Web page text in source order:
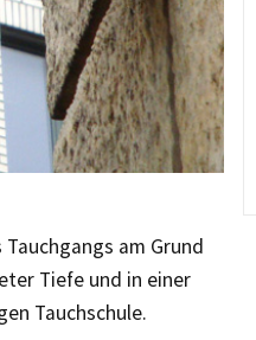
am Grund
Tiefe und in einer
Tauchschule.